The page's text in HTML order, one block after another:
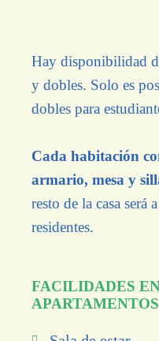
Hay disponibilidad
y dobles. Solo es
dobles para
Cada habitación
armario, mesa y
resto de la casa será
residentes.
FACILIDADES